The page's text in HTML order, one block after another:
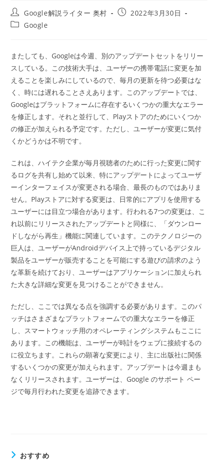
投
稿
者:
Google解説ライター 奥村
投
2022年3月30日
投
テ
ゴ
リ
ー:
Google
またしても、Googleは今週、別のアップデートセットをリリー
スしている。この技術大手は、ユーザーの携帯電話に変更を加
えることを楽しみにしているので、毎月の更新を待つ必要はな
く、時には遅れることさえあります。このアップデートでは、
Googleはプラットフォームに存在するいくつかの重大なエラー
を修正します。それと並行して、Playストアのためにいくつか
の修正が加えられる予定です。ただし、ユーザーが変更に気付
くかどうかは不明です。
これは、ハイテク企業が毎月視聴者のために行った変更に関す
るログを共有し始めて以来、特にアップデートによってユーザ
ーインターフェイスが変更される場合、最長のものではありま
せん。Playストアに対する変更は、日常的にアプリを使用する
ユーザーには目立つ場合があります。行われる7つの変更は、こ
れ以前にリリースされたアップデートと同様に、「ダウンロー
ドしながら再生」機能に関連しています。このテクノロジーの
巨人は、ユーザーがAndroidデバイス上で持っているデジタル
製品をユーザーが販売することを可能にする遊びの請求のよう
な革新を続けており、ユーザーはアプリケーションに加えられ
た大きな詳細な変更を見つけることができません。
ただし、ここでは異なる点を強調する必要があります。このパ
ッチはさまざまなプラットフォームでの重大なエラーを修正
し、スマートウォッチ用のオペレーティングシステムもここに
あります。この機能は、ユーザーが時計をウェブに接続するの
に役立ちます。これらの顕著な変更により、主に出版社に関係
するいくつかの変更が加えられます。アップデートは今週まも
なくリリースされます。ユーザーは、Google のサポート ペー
ジで毎月行われた変更を追跡できます。
おすすめ